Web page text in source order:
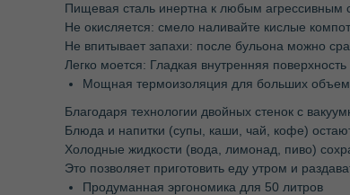
Пищевая сталь инертна к любым агрессивным
Не окисляется: смело наливайте кислые
Не впитывает запахи: после бульона можно
Легко моется: Гладкая внутренняя
Мощная термоизоляция для больших
Благодаря технологии двойных стенок с
Блюда и напитки (супы, каши, чай, кофе)
Холодные жидкости (вода, лимонад, пиво)
Это позволяет приготовить еду утром и
Продуманная эргономика для 50 литров